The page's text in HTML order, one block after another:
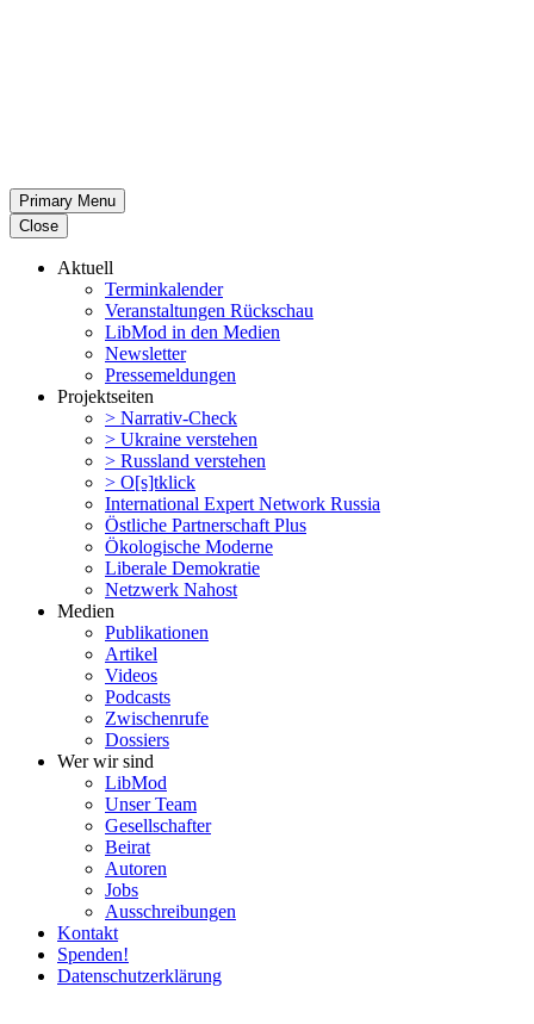
Primary Menu
Close
Aktuell
Termin­ka­lender
Veran­stal­tungen Rückschau
LibMod in den Medien
Newsletter
Presse­mel­dungen
Projekt­seiten
> Narrativ-Check
> Ukraine verstehen
> Russland verstehen
> O[s]tklick
Inter­na­tional Expert Network Russia
Östliche Partner­schaft Plus
Ökolo­gische Moderne
Liberale Demokratie
Netzwerk Nahost
Medien
Publi­ka­tionen
Artikel
Videos
Podcasts
Zwischenrufe
Dossiers
Wer wir sind
LibMod
Unser Team
Gesell­schafter
Beirat
Autoren
Jobs
Ausschrei­bungen
Kontakt
Spenden!
Daten­schutz­er­klärung